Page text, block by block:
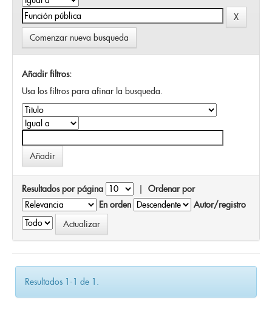
Comenzar nueva busqueda
Añadir filtros:
Usa los filtros para afinar la busqueda.
Resultados por página | Ordenar por
En orden
Autor/registro
Resultados 1-1 de 1.